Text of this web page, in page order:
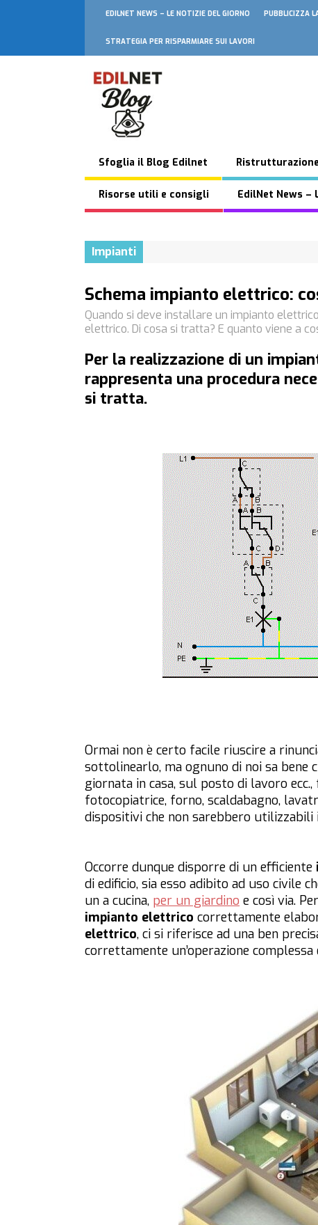
EDILNET NEWS – LE NOTIZIE DEL GIORNO PUBBLICIZZA
STRATEGIA PER RISPARMIARE SUI LAVORI
Sfoglia il Blog Edilnet
Risorse utili e consigli EdilNet News –
Impianti
Schema impianto elettrico:
Quando si deve installare un impianto
elettrico. Di cosa si tratta? E quanto viene a
Per la realizzazione di un
rappresenta una procedura
si tratta.
Ormai non è certo facile riuscire a
sottolinearlo, ma ognuno di noi sa
giornata in casa, sul posto di lavoro
fotocopiatrice, forno, scaldabagno,
dispositivi che non sarebbero utilizzabili
Occorre dunque disporre di un efficiente
di edificio, sia esso adibito ad uso civile
un a cucina, per un giardino e così via.
impianto elettrico correttamente
elettrico, ci si riferisce ad una ben
correttamente un’operazione